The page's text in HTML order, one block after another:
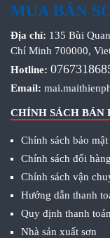
MUA BÁN
Địa chỉ: 135 Bùi
Chí Minh 700000,
Hotline:
Email:
CHÍNH SÁCH BÁN
Chính sách bảo
Chính sách đổi
Chính sách vận
Hướng dẫn thanh
Quy định thanh toán
Nhà sản xuất sơn